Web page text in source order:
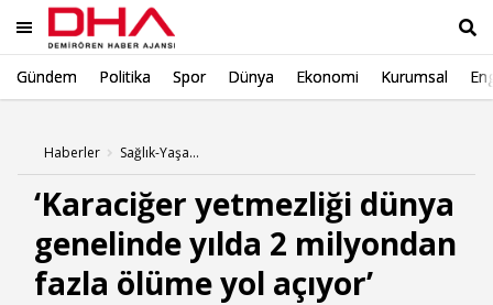
Gündem Politika Spor Dünya Ekonomi Kurumsal
Haberler Sağlık-Yaşam Haberleri
‘Karaciğer yetmezliği dünya
genelinde yılda 2 milyondan
fazla ölüme yol açıyor’